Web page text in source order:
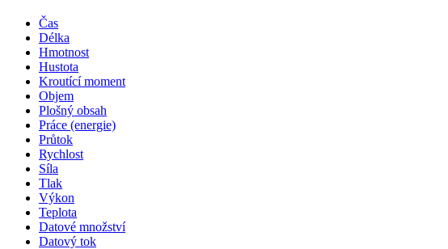
Čas
Délka
Hmotnost
Hustota
Kroutící moment
Objem
Plošný obsah
Práce (energie)
Průtok
Rychlost
Síla
Tlak
Výkon
Teplota
Datové množství
Datový tok